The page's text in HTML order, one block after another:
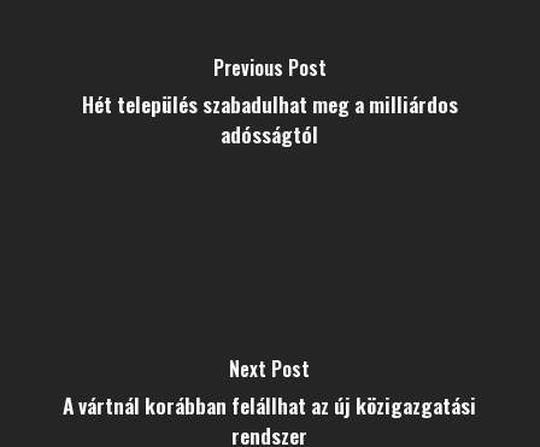
Previous Post
Hét település szabadulhat meg a milliárdos
adósságtól
Next Post
A vártnál korábban felállhat az új közigazgatási
rendszer